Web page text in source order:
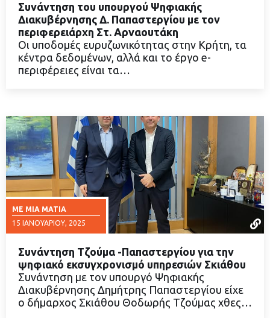
ΔΙΑΒΑΣΤΕ ΠΕΡΙΣΣΟΤΕΡΑ
Συνάντηση του υπουργού Ψηφιακής
Διακυβέρνησης Δ. Παπαστεργίου με τον
περιφερειάρχη Στ. Αρναουτάκη
Οι υποδομές ευρυζωνικότητας στην Κρήτη, τα
κέντρα δεδομένων, αλλά και το έργο e-
περιφέρειες είναι τα…
ΜΕ ΜΙΑ ΜΑΤΙΆ
15 ΙΑΝΟΥΑΡΊΟΥ, 2025
ΔΙΑΒΑΣΤΕ ΠΕΡΙΣΣΟΤΕΡΑ
Συνάντηση Τζούμα -Παπαστεργίου για την
ψηφιακό εκσυγχρονισμό υπηρεσιών Σκιάθου
Συνάντηση με τον υπουργό Ψηφιακής
Διακυβέρνησης Δημήτρης Παπαστεργίου είχε
ο δήμαρχος Σκιάθου Θοδωρής Τζούμας χθες…